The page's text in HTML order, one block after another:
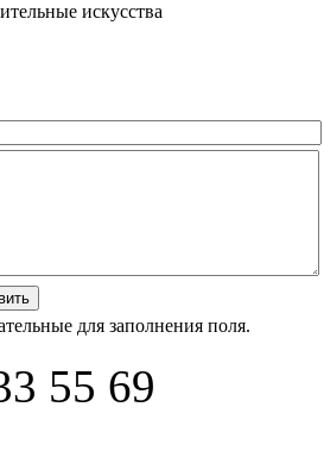
искусства
для заполнения поля.
55 69